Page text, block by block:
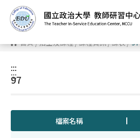
到
主
要
容 首頁/招生及課程/課程資訊/課表/97
:::
:::
97
檔案名稱